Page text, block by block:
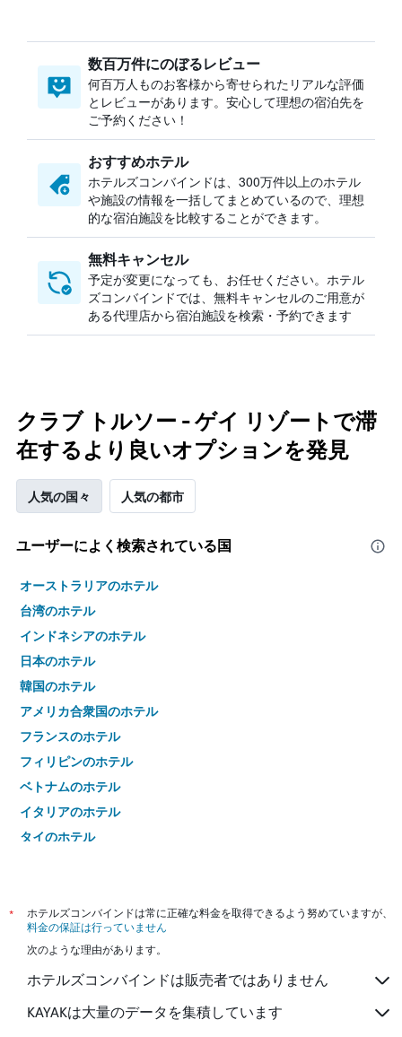
数百万件にのぼるレビュー
何百万人ものお客様から寄せられたリアルな評価
とレビューがあります。安心して理想の宿泊先を
ご予約ください！
おすすめホテル
ホテルズコンバインドは、300万件以上のホテル
や施設の情報を一括してまとめているので、理想
的な宿泊施設を比較することができます。
無料キャンセル
予定が変更になっても、お任せください。ホテル
ズコンバインドでは、無料キャンセルのご用意が
ある代理店から宿泊施設を検索・予約できます
クラブ トルソー - ゲイ リゾートで滞
在するより良いオプションを発見
人気の国々 人気の都市
ユーザーによく検索されている国
オーストラリアのホテル
台湾のホテル
インドネシアのホテル
日本のホテル
韓国のホテル
アメリカ合衆国のホテル
フランスのホテル
フィリピンのホテル
ベトナムのホテル
イタリアのホテル
タイのホテル
*
ホテルズコンバインドは常に正確な料金を取得できるよう努めていますが、
料金の保証は行っていません
次のような理由があります。
ホテルズコンバインドは販売者ではありません
KAYAKは大量のデータを集積しています